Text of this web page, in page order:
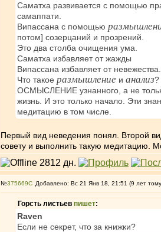
Саматха развивается с помощью
самаппати.
Випассана с помощью
потом] созерцаний и прозрений.
Это два столба очищения ума.
Саматха избавляет от жажды
Випассана избавляет от
Что такое размышление и анализ?
ОСМЫСЛЕНИЕ узнанного, а не
жизнь. И это только начало. Эти
медитацию в том числе.
Первый вид неведения понял. Второй
совету и выполнить такую медитацию.
№375669 Добавлено: Вс 21 Янв 18, 21:51 (9 лет
Горсть листьев пишет:
Raven
Если не секрет, что за книжки?